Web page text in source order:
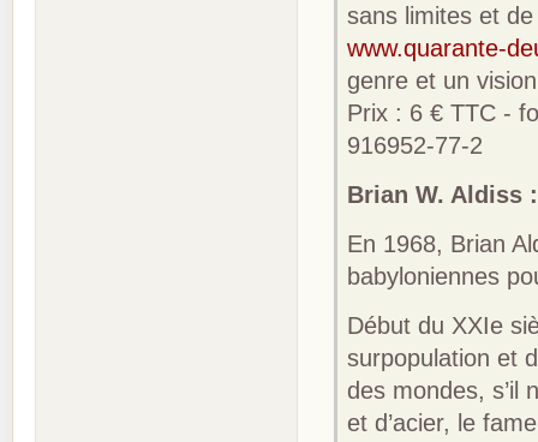
sans limites et
www.quarante-
genre et un
Prix : 6 € TTC -
916952-77-2
Brian W. Aldiss
En 1968, Brian
babyloniennes
Début du XXIe
surpopulation et
des mondes, s’il
et d’acier, le